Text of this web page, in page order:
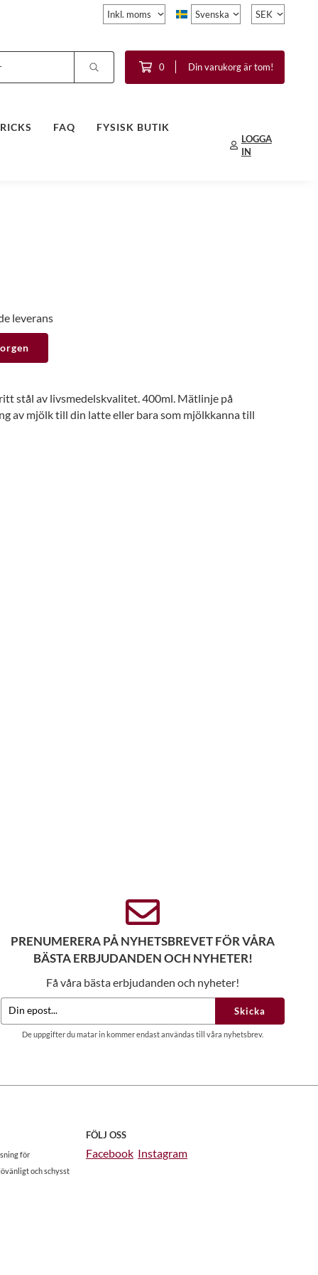
0 Din varukorg är tom!
FAQ FYSISK BUTIK
LOGGA
IN
leverans
stål av livsmedelskvalitet. 400ml. Mätlinje på
av mjölk till din latte eller bara som mjölkkanna till
PRENUMERERA PÅ NYHETSBREVET FÖR VÅRA
BÄSTA ERBJUDANDEN OCH NYHETER!
Få våra bästa erbjudanden och nyheter!
Skicka
De uppgifter du matar in kommer endast användas till våra nyhetsbrev.
för
och schysst
FÖLJ OSS
Facebook Instagram